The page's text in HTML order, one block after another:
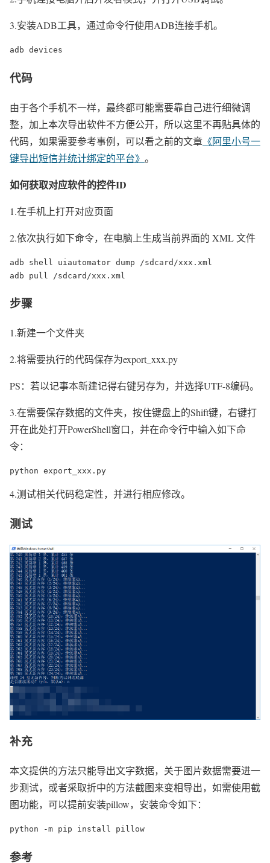
3.安装ADB工具，通过命令行使用ADB连接手机。
adb devices
代码
由于各个手机不一样，最终都可能需要靠自己进行细微调
整，加上本次导出软件不方便公开，所以这里不再贴具体的
代码，如果需要参考事例，可以看之前的文章 《阿里小号一
键导出短信并统计绑定的平台》 。
如何获取对应软件的控件ID
1.在手机上打开对应页面
2.依次执行如下命令，在电脑上生成当前界面的 XML 文件
adb shell uiautomator dump /sdcard/xxx.xml
adb pull /sdcard/xxx.xml
步骤
1.新建一个文件夹
2.将需要执行的代码保存为export_xxx.py
PS：若以记事本新建记得右键另存为，并选择UTF-8编码。
3.在需要保存数据的文件夹，按住键盘上的Shift键，右键打
开在此处打开PowerShell窗口，并在命令行中输入如下命
令：
python export_xxx.py
4.测试相关代码稳定性，并进行相应修改。
测试
补充
本文提供的方法只能导出文字数据，关于图片数据需要进一
步测试，或者采取折中的方法截图来变相导出，如需使用截
图功能，可以提前安装pillow，安装命令如下：
python -m pip install pillow
参考